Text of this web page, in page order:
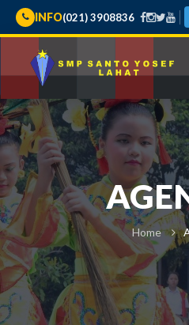
INFO(021) 3908836
Home